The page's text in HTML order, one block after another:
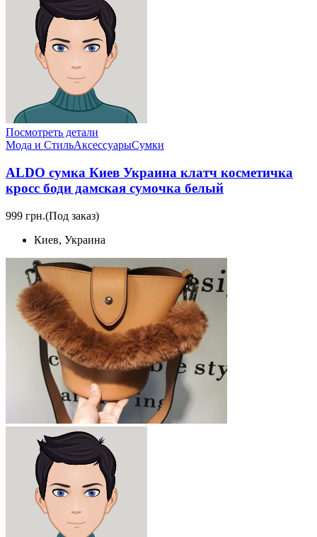
Посмотреть детали
Мода и СтильАксессуарыСумки
ALDO сумка Киев Украина клатч косметичка
кросс боди дамская сумочка белый
999 грн.(Под заказ)
Киев, Украина